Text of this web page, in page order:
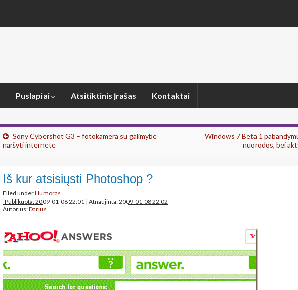
Puslapiai Atsitiktinis įrašas Kontaktai
Sony Cybershot G3 – fotokamera su galimybe
naršyti internete
Windows 7 Beta 1
nuorodos, bei
Iš kur atsisiųsti Photoshop ?
Filed underHumoras
Publikuota: 2009-01-08 22:01 | Atnaujinta: 2009-01-08 22:02
Autorius:Darius